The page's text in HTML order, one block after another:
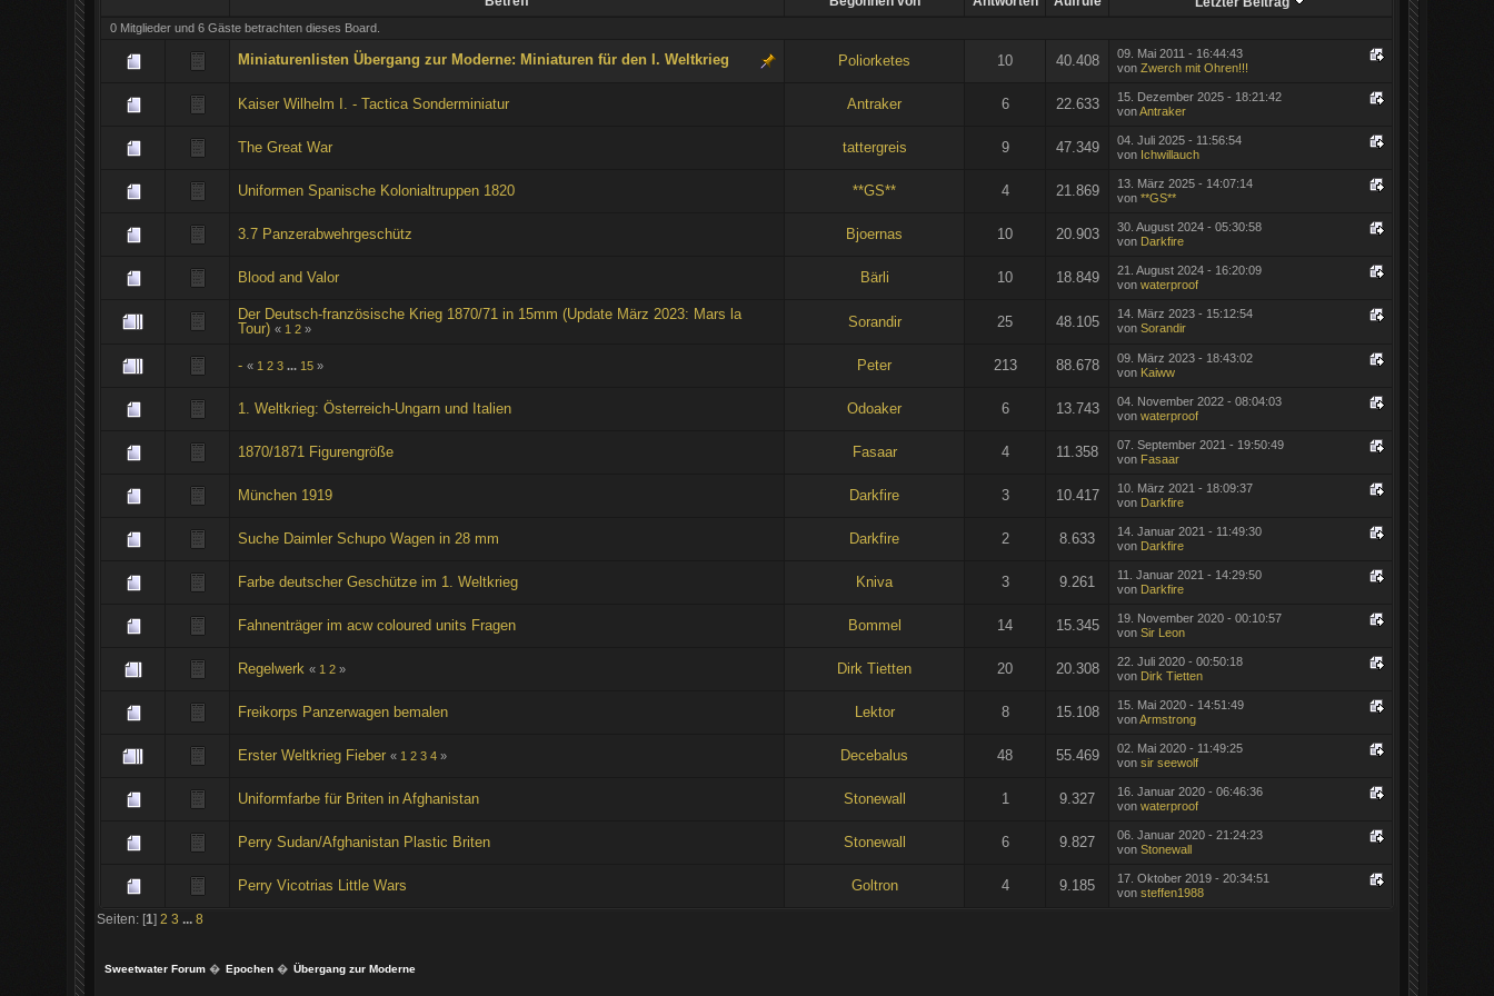
0 Mitglieder und 6 Gäste betrachten dieses Board.
Miniaturenlisten Übergang zur Moderne: Miniaturen für den I. Weltkrieg Poliorketes 10 40.408
09. Mai 2011 - 16:44:43
von Zwerch mit Ohren!!!
Kaiser Wilhelm I. - Tactica Sonderminiatur Antraker 6 22.633
15. Dezember 2025 - 18:21:42
vonAntraker
The Great War tattergreis 9 47.349
04. Juli 2025 - 11:56:54
von Ichwillauch
Uniformen Spanische Kolonialtruppen 1820 **GS** 4 21.869
13. März 2025 - 14:07:14
von **GS**
3.7 Panzerabwehrgeschütz Bjoernas 10 20.903
30. August 2024 - 05:30:58
von Darkfire
Blood and Valor Bärli 10 18.849
21. August 2024 - 16:20:09
von waterproof
Der Deutsch-französische Krieg 1870/71 in 15mm (Update März 2023: Mars la
Tour) « 1 2» Sorandir 25 48.105
14. März 2023 - 15:12:54
von Sorandir
- « 1 2 3 ... 15» Peter 213 88.678
09. März 2023 - 18:43:02
von Kaiww
1. Weltkrieg: Österreich-Ungarn und Italien Odoaker 6 13.743
04. November 2022 - 08:04:03
von waterproof
1870/1871 Figurengröße Fasaar 4 11.358
07. September 2021 - 19:50:49
von Fasaar
München 1919 Darkfire 3 10.417
10. März 2021 - 18:09:37
von Darkfire
Suche Daimler Schupo Wagen in 28 mm Darkfire 2 8.633
14. Januar 2021 - 11:49:30
von Darkfire
Farbe deutscher Geschütze im 1. Weltkrieg Kniva 3 9.261
11. Januar 2021 - 14:29:50
von Darkfire
Fahnenträger im acw coloured units Fragen Bommel 14 15.345
19. November 2020 - 00:10:57
von Sir Leon
Regelwerk « 1 2» Dirk Tietten 20 20.308
22. Juli 2020 - 00:50:18
von Dirk Tietten
Freikorps Panzerwagen bemalen Lektor 8 15.108
15. Mai 2020 - 14:51:49
vonArmstrong
Erster Weltkrieg Fieber « 1 2 3 4» Decebalus 48 55.469
02. Mai 2020 - 11:49:25
von sir seewolf
Uniformfarbe für Briten in Afghanistan Stonewall 1 9.327
16. Januar 2020 - 06:46:36
von waterproof
Perry Sudan/Afghanistan Plastic Briten Stonewall 6 9.827
06. Januar 2020 - 21:24:23
von Stonewall
Perry Vicotrias Little Wars Goltron 4 9.185
17. Oktober 2019 - 20:34:51
von steffen1988
Seiten: [1]2 3 ...8
Sweetwater Forum� Epochen� Übergang zur Moderne